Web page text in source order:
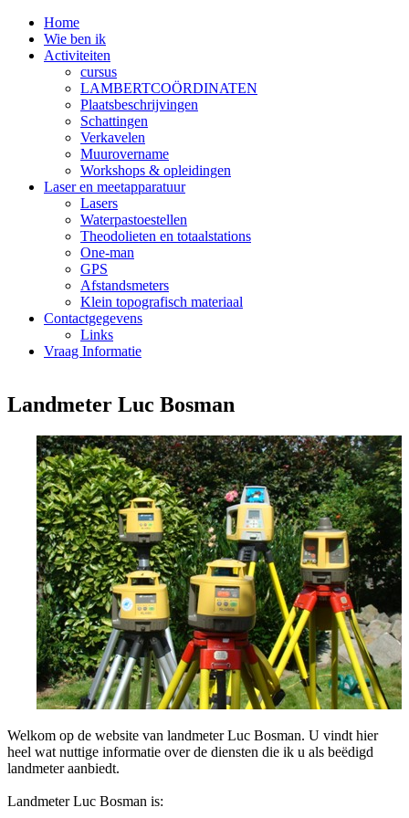
Home
Wie ben ik
Activiteiten
cursus
LAMBERTCOÖRDINATEN
Plaatsbeschrijvingen
Schattingen
Verkavelen
Muurovername
Workshops & opleidingen
Laser en meetapparatuur
Lasers
Waterpastoestellen
Theodolieten en totaalstations
One-man
GPS
Afstandsmeters
Klein topografisch materiaal
Contactgegevens
Links
Vraag Informatie
Landmeter Luc Bosman
Welkom op de website van landmeter Luc Bosman. U vindt hier
heel wat nuttige informatie over de diensten die ik u als beëdigd
landmeter aanbiedt.
Landmeter Luc Bosman is: